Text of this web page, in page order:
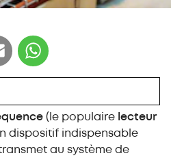
radio fréquence (RF) ?
être optimisées à
codes-barres ?
(le populaire lecteur
dispositif indispensable
au système de